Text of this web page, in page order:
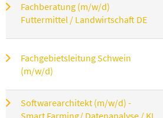
Fachberatung (m/w/d)
Futtermittel / Landwirtschaft DE
Fachgebietsleitung Schwein
(m/w/d)
Softwarearchitekt (m/w/d) -